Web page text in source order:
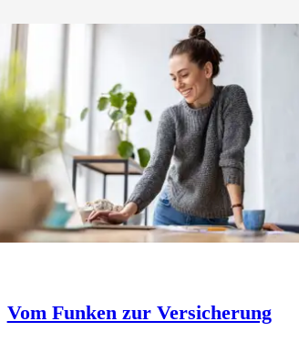
Vom Funken zur Versicherung